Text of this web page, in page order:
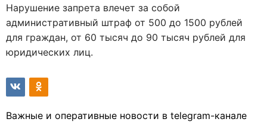
Нарушение запрета влечет за собой
административный штраф от 500 до 1500 рублей
для граждан, от 60 тысяч до 90 тысяч рублей для
юридических лиц.
Важные и оперативные новости в telegram-канале